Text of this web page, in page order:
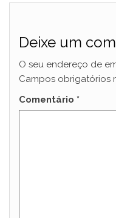
Deixe um
O seu endereço de
Campos obrigatórios
Comentário *